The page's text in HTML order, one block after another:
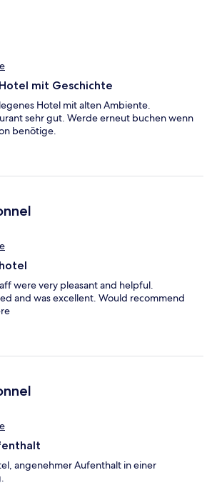
mit Geschichte
Hotel mit alten Ambiente.
sehr gut. Werde erneut buchen wenn
benötige.
were very pleasant and helpful.
and was excellent. Would recommend
angenehmer Aufenthalt in einer